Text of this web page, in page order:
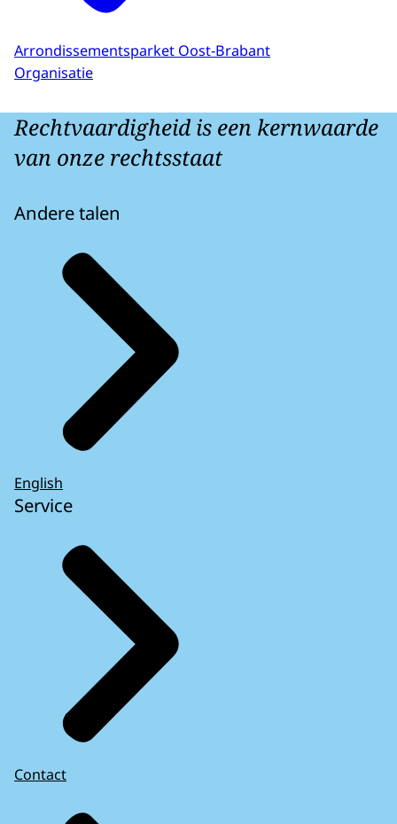
Arrondissementsparket Oost-Brabant
Organisatie
Rechtvaardigheid is een kernwaarde
van onze rechtsstaat
Andere talen
English
Service
Contact